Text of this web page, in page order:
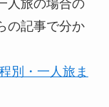
人旅の場合の
の記事で分か
別・一人旅ま